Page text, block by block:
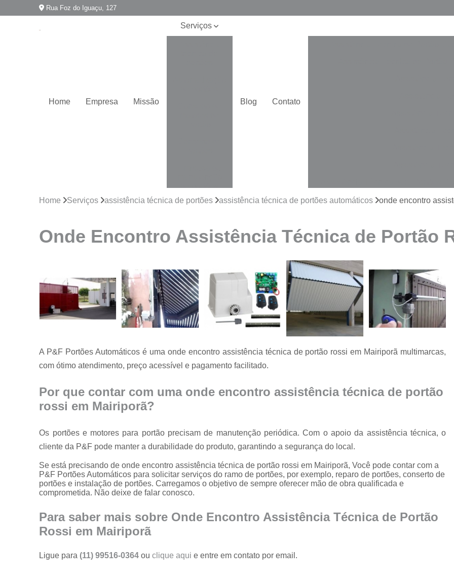
Rua Foz do Iguaçu, 127
Home Empresa Missão
Serviços
de portões
Empresa para
Instalação de
Instalação de
portões
Manutenção
de motores
Manutenção
Manutenção
em portões
usados para
portão
Serviço de
conserto de
portões
Serviço de
reparo em
portões
Serviços de
solda em
magnética de
Blog Contato
Automatização de Portão de
Automatização de Portão Ppa
Automatização para Portão
Automatizar Portão 2 Folhas
Conserto de Motor de
Conserto de Motor Portão
Conserto Motor Portão
Conserto de Portão
Conserto de
Conserto de
Conserto de Portão Automático
Conserto
Empresa de
Empresa de
Empresa de
Empresa de
Home Serviços assistência técnica de portões assistência técnica de portões automáticos onde encontro
Onde Encontro Assistência Técnica de Portão
A P&F Portões Automáticos é uma onde encontro assistência técnica de portão rossi em Mairiporã multimarcas,
com ótimo atendimento, preço acessível e pagamento facilitado.
Por que contar com uma onde encontro assistência técnica de portão
rossi em Mairiporã?
Os portões e motores para portão precisam de manutenção periódica. Com o apoio da assistência técnica, o
cliente da P&F pode manter a durabilidade do produto, garantindo a segurança do local.
Se está precisando de onde encontro assistência técnica de portão rossi em Mairiporã, Você pode contar com a
P&F Portões Automáticos para solicitar serviços do ramo de portões, por exemplo, reparo de portões, conserto de
portões e instalação de portões. Carregamos o objetivo de sempre oferecer mão de obra qualificada e
comprometida. Não deixe de falar conosco.
Para saber mais sobre Onde Encontro Assistência Técnica de Portão
Rossi em Mairiporã
Ligue para (11) 99516-0364ouclique aqui e entre em contato por email.